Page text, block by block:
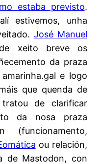
estaba previsto.
estivemos, unha
José Manuel
xeito breve os
da praza
e logo
que quenda de
de clarificar
da nosa praza
(funcionamento,
ou relación,
de Mastodon, con